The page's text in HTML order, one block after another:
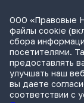
Дроны могут
ПДД
Практика
, 15:41
Бывшего
о хищении
Практика
, 15:29
ООО «Правовые
файлы cookie
сбора
посетителями.
предоставлять
улучшать наш
вы даете
соответствии с